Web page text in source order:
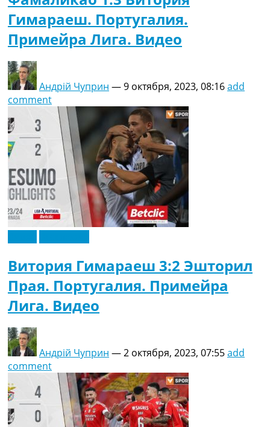
Гимараеш. Португалия.
Примейра Лига. Видео
Андрій Чуприн —9 октября, 2023, 08:16add
comment
Витория Гимараеш 3:2 Эшторил
Прая. Португалия. Примейра
Лига. Видео
Андрій Чуприн —2 октября, 2023, 07:55add
comment